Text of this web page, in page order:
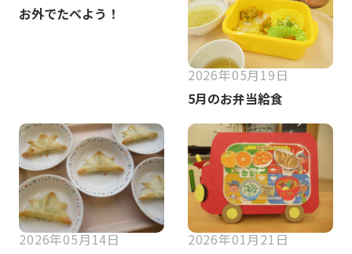
お外でたべよう！
2026年05月19日
5月のお弁当給食
2026年05月14日
2026年01月21日